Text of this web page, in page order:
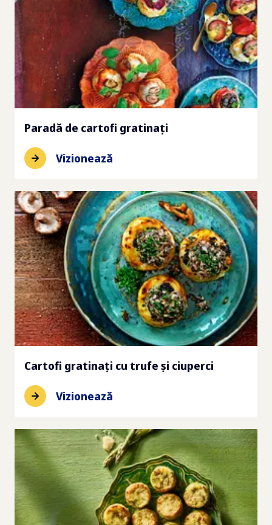
Paradă de cartofi gratinați
Vizionează
Cartofi gratinați cu trufe și ciuperci
Vizionează